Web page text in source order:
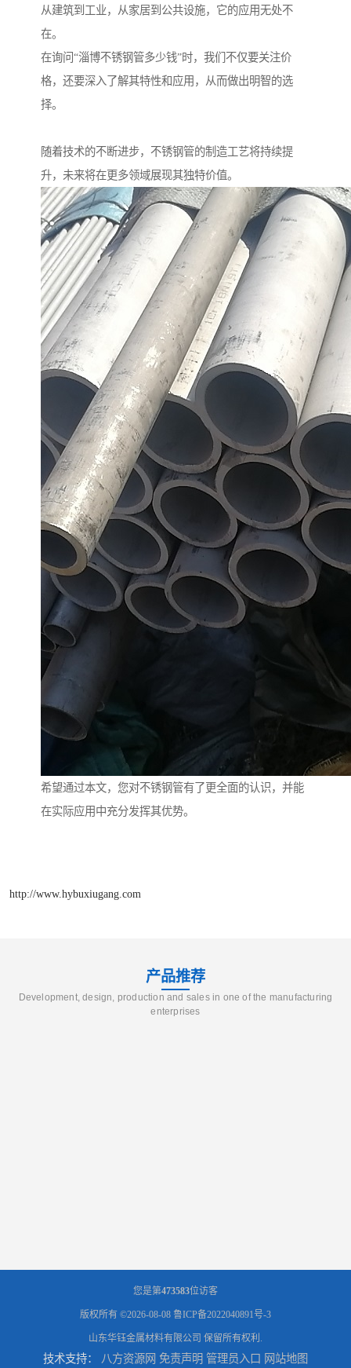
从建筑到工业，从家居到公共设施，它的应用无处不
在。
在询问“淄博不锈钢管多少钱”时，我们不仅要关注价
格，还要深入了解其特性和应用，从而做出明智的选
择。
随着技术的不断进步，不锈钢管的制造工艺将持续提
升，未来将在更多领域展现其独特价值。
希望通过本文，您对不锈钢管有了更全面的认识，并能
在实际应用中充分发挥其优势。
http://www.hybuxiugang.com
产品推荐
Development, design, production and sales in one of the manufacturing
enterprises
您是第473583位访客
版权所有 ©2026-08-08 鲁ICP备2022040891号-3
山东华钰金属材料有限公司 保留所有权利.
技术支持： 八方资源网 免责声明 管理员入口 网站地图